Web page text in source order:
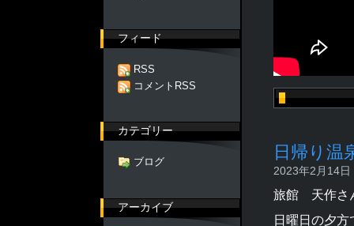
日帰り温
2023年2月14
旅館 天作さ
日曜日の夕
フィード
RSS
コメントRSS
カテゴリー
ブログ
アーカイブ